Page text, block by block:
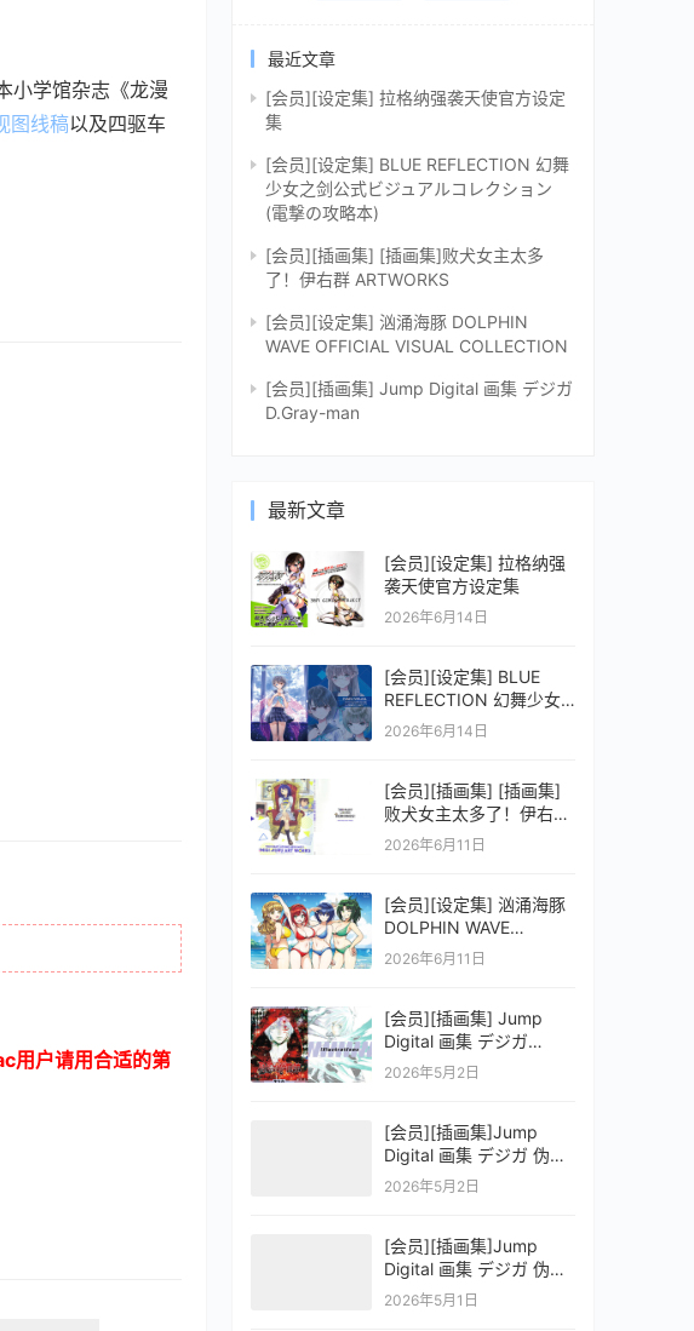
小学馆杂志《龙漫
图线稿以及四驱车
用户请用合适的第
最近文章
[会员][设定集] 拉格纳强袭天使官方设定
集
[会员][设定集] BLUE REFLECTION 幻舞
少女之剑公式ビジュアルコレクション
(電撃の攻略本)
[会员][插画集] [插画集]败犬女主太多
了！伊右群 ARTWORKS
[会员][设定集] 汹涌海豚 DOLPHIN
WAVE OFFICIAL VISUAL COLLECTION
[会员][插画集] Jump Digital 画集 デジガ
D.Gray-man
最新文章
[会员][设定集] 拉格纳强
袭天使官方设定集
2026年6月14日
[会员][设定集] BLUE
REFLECTION 幻舞少女
之剑公式ビジュアルコレ
2026年6月14日
[会员][插画集] [插画集]
败犬女主太多了！伊右群
ARTWORKS
2026年6月11日
[会员][设定集] 汹涌海豚
DOLPHIN WAVE
OFFICIAL VISUAL
2026年6月11日
[会员][插画集] Jump
Digital 画集 デジガ
D.Gray-man
2026年5月2日
[会员][插画集]Jump
Digital 画集 デジガ 伪恋
ニセコイ 3
2026年5月2日
[会员][插画集]Jump
Digital 画集 デジガ 伪恋
ニセコイ 2
2026年5月1日